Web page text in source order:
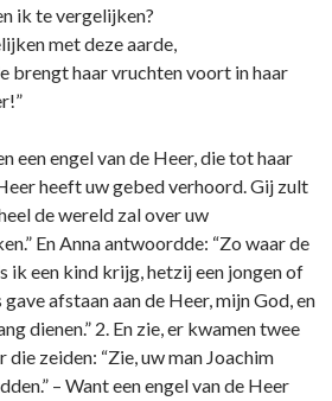
ik te vergelijken?
met deze aarde,
haar vruchten voort in haar
een engel van de Heer, die tot haar
heeft uw gebed verhoord. Gij zult
de wereld zal over uw
En Anna antwoordde: “Zo waar de
ik een kind krijg, hetzij een jongen of
afstaan aan de Heer, mijn God, en
dienen.” 2. En zie, er kwamen twee
zeiden: “Zie, uw man Joachim
– Want een engel van de Heer